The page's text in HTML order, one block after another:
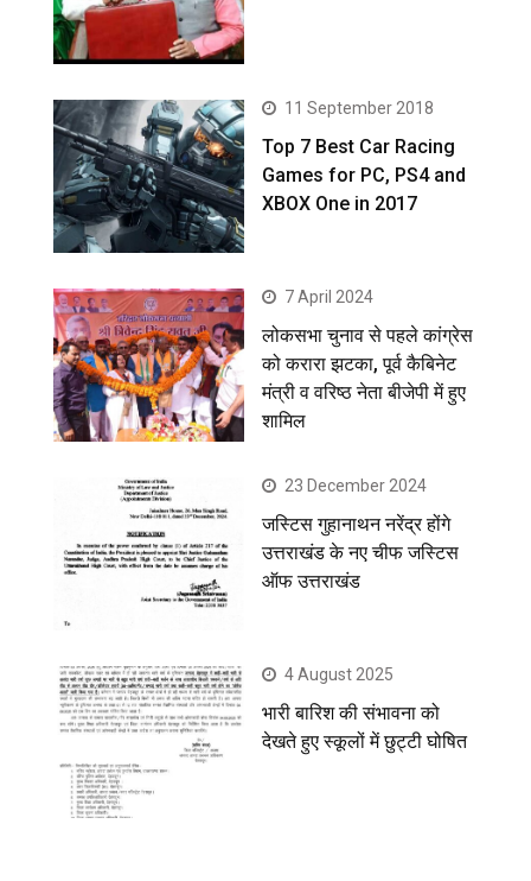
11 September 2018
Top 7 Best Car Racing
Games for PC, PS4 and
XBOX One in 2017
7 April 2024
लोकसभा चुनाव से पहले कांग्रेस
को करारा झटका, पूर्व कैबिनेट
मंत्री व वरिष्ठ नेता बीजेपी में हुए
शामिल
23 December 2024
जस्टिस गुहानाथन नरेंद्र होंगे
उत्तराखंड के नए चीफ जस्टिस
ऑफ उत्तराखंड
4 August 2025
भारी बारिश की संभावना को
देखते हुए स्कूलों में छुट्टी घोषित